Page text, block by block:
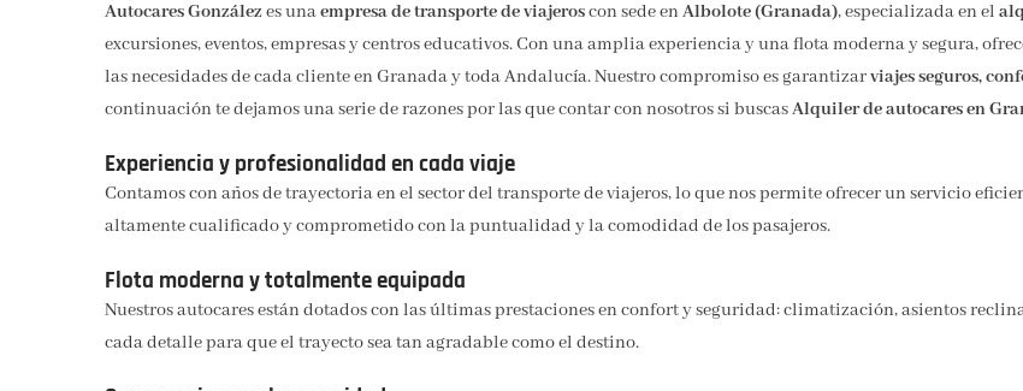
Autocares Gonzálezes unaempresa de transporte de viajeroscon sede enAlbolote (Granada), especializada en el
excursiones, eventos, empresas y centros educativos. Con una amplia experiencia y una flota moderna y segura,
las necesidades de cada cliente en Granada y toda Andalucía. Nuestro compromiso es garantizarviajes seguros,
continuación te dejamos una serie de razones por las que contar con nosotros si buscasAlquiler de autocares en
Experiencia y profesionalidad en cada viaje
Contamos con años de trayectoria en el sector del transporte de viajeros, lo que nos permite ofrecer un servicio
altamente cualificado y comprometido con la puntualidad y la comodidad de los pasajeros.
Flota moderna y totalmente equipada
Nuestros autocares están dotados con las últimas prestaciones en confort y seguridad: climatización, asientos
cada detalle para que el trayecto sea tan agradable como el destino.